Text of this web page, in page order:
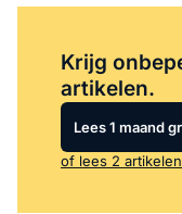
Krijg
artikelen.
Lees 1 maand
of lees 2